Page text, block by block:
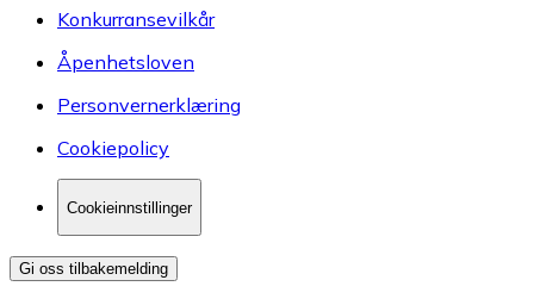
Konkurransevilkår
Åpenhetsloven
Personvernerklæring
Cookiepolicy
Cookieinnstillinger
Gi oss tilbakemelding